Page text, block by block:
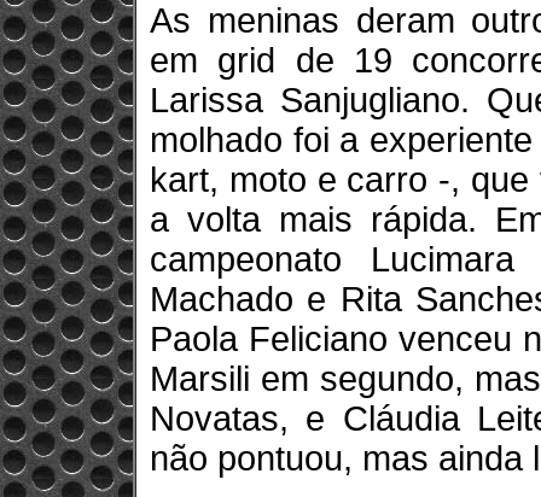
As meninas deram
em grid de 19
Larissa Sanjugliano.
molhado foi a
kart, moto e carro -,
a volta mais rápida.
campeonato
Machado e Rita
Paola Feliciano venceu
Marsili em segundo,
Novatas, e Cláudia
não pontuou, mas